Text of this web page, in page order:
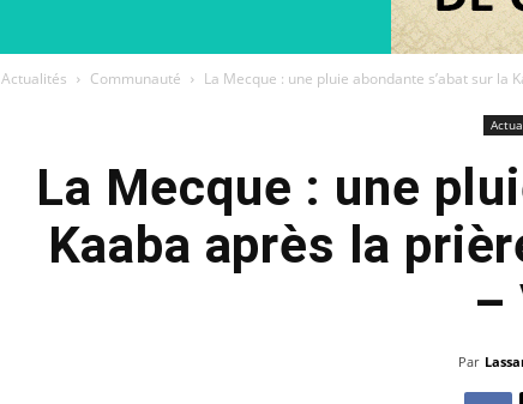
Actualités Communauté La Mecque : une pluie abondante s’abat sur la
La Mecque : une
Kaaba après la
–
Par